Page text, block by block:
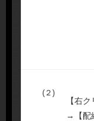
(２)
【右
→【配